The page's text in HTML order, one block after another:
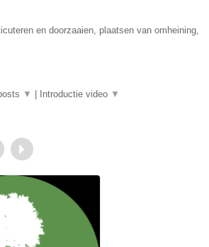
en doorzaaien, plaatsen van omheining,
▼ Introductie video ▼